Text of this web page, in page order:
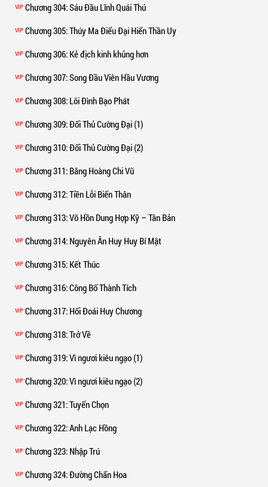
VIP Chương 304: Sáu Đầu Lĩnh Quái Thú
VIP Chương 305: Thúy Ma Điểu Đại Hiển Thần Uy
VIP Chương 306: Kẻ địch kinh khủng hơn
VIP Chương 307: Song Đầu Viên Hầu Vương
VIP Chương 308: Lôi Đình Bạo Phát
VIP Chương 309: Đối Thủ Cường Đại (1)
VIP Chương 310: Đối Thủ Cường Đại (2)
VIP Chương 311: Băng Hoàng Chi Vũ
VIP Chương 312: Tiền Lỗi Biến Thân
VIP Chương 313: Võ Hồn Dung Hợp Kỹ – Tân Bản
VIP Chương 314: Nguyên Ân Huy Huy Bí Mật
VIP Chương 315: Kết Thúc
VIP Chương 316: Công Bố Thành Tích
VIP Chương 317: Hối Đoái Huy Chương
VIP Chương 318: Trở Về
VIP Chương 319: Vì ngươi kiêu ngạo (1)
VIP Chương 320: Vì ngươi kiêu ngạo (2)
VIP Chương 321: Tuyển Chọn
VIP Chương 322: Anh Lạc Hồng
VIP Chương 323: Nhập Trú
VIP Chương 324: Đường Chấn Hoa